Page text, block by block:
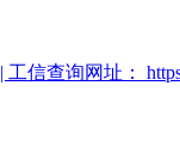
工信查询网址：